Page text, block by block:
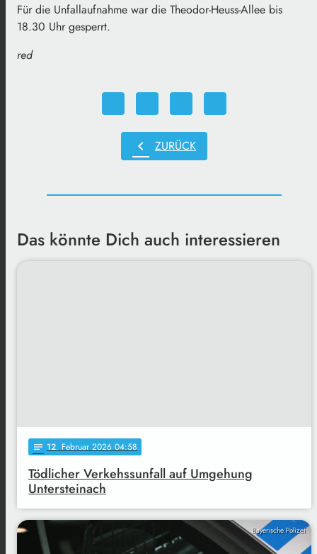
Für die Unfallaufnahme war die Theodor-Heuss-Allee bis
18.30 Uhr gesperrt.
red
chevron_left ZURÜCK
Das könnte Dich auch interessieren
notes 12. Februar 2026 04:58
Tödlicher Verkehssunfall auf Umgehung
Untersteinach
Bayerische Polizei